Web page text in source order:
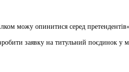
можу опинитися серед
заявку на титульний поєдинок у